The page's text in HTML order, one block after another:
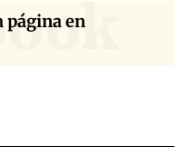
página en